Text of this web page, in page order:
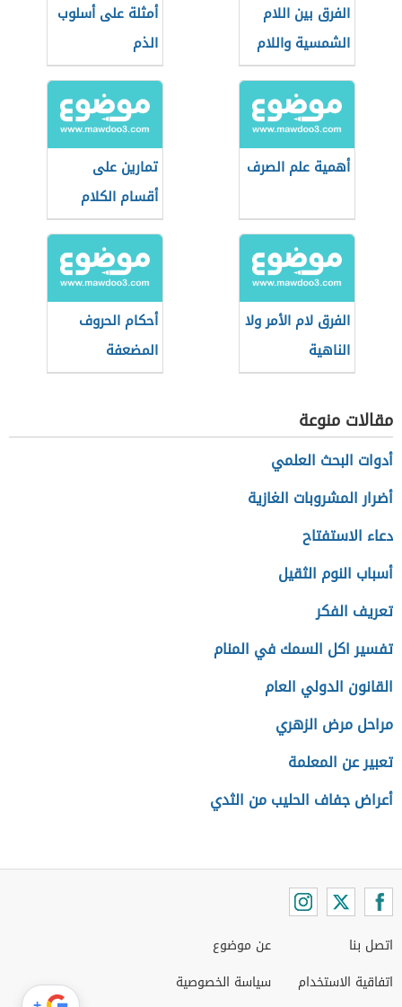
الفرق بين اللام
الشمسية واللام
القمرية
أمثلة على أسلوب
الذم
أهمية علم الصرف
تمارين على
أقسام الكلام
الفرق لام الأمر ولا
الناهية
أحكام الحروف
المضعفة
مقالات منوعة
أدوات البحث العلمي
أضرار المشروبات الغازية
دعاء الاستفتاح
أسباب النوم الثقيل
تعريف الفكر
تفسير اكل السمك في المنام
القانون الدولي العام
مراحل مرض الزهري
تعبير عن المعلمة
أعراض جفاف الحليب من الثدي
اتصل بنا
اتفاقية الاستخدام
عن موضوع
سياسة الخصوصية